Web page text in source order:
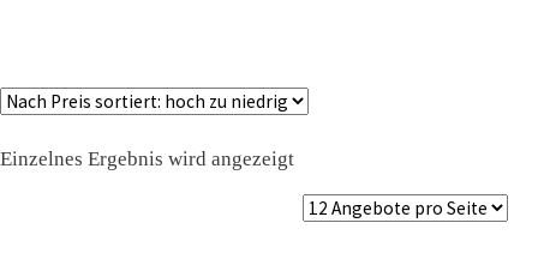
Einzelnes Ergebnis wird angezeigt